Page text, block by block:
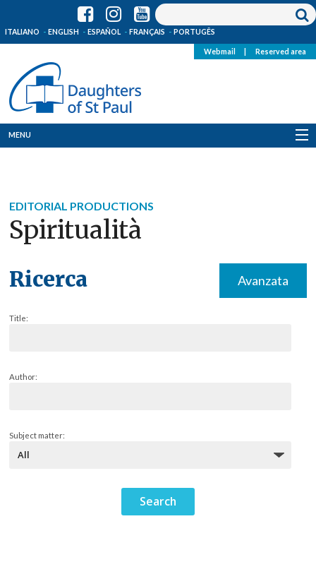
ITALIANO ENGLISH ESPAÑOL FRANÇAIS PORTUGÊS
Webmail Reserved area
MENU
News
EDITORIAL PRODUCTIONS
Spiritualità
Ricerca Avanzata
Title:
Author:
Subject matter: